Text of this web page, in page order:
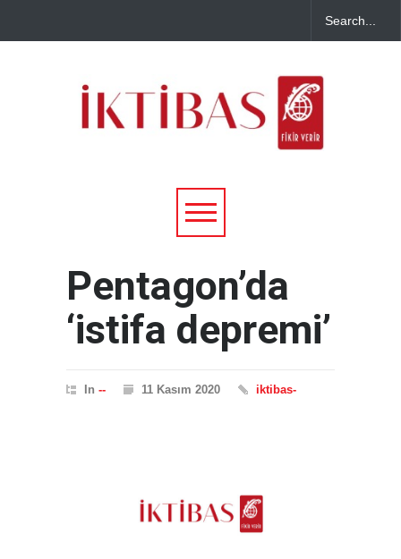
Pentagon’da
‘istifa depremi’
In -- 11 Kasım 2020 iktibas-